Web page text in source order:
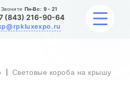
Звоните Пн-Вс: 9 - 21
(843) 216-90-64
Световые короба на крышу